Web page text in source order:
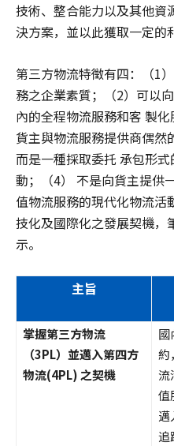
技術、整合能力以及其他資
決方案，並以此獲取一定的
第三方物流特徵有四：（1
務之企業素質；（2）可以
內的全程物流服務和客 製
貨主與物流服務提供商偶然
而是一種採取委托 承包形
動；（4） 不是向貨主提供
值物流服務的現代化物流活
技化及國際化之發展契機，
示。
主旨
掌握第三方物流
（3PL）並邁入第四方
物流(4PL) 之契機
國
約
流
值
邁
追